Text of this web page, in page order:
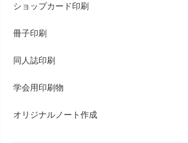
ショップカード印刷
冊子印刷
同人誌印刷
学会用印刷物
オリジナルノート作成